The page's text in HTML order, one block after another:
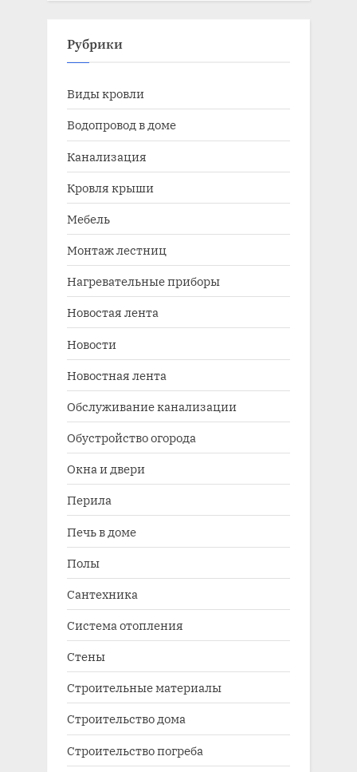
Рубрики
Виды кровли
Водопровод в доме
Канализация
Кровля крыши
Мебель
Монтаж лестниц
Нагревательные приборы
Новостая лента
Новости
Новостная лента
Обслуживание канализации
Обустройство огорода
Окна и двери
Перила
Печь в доме
Полы
Сантехника
Система отопления
Стены
Строительные материалы
Строительство дома
Строительство погреба